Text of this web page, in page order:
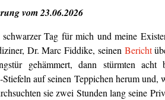
vom 23.06.2026
Tag für mich und meine
Dr. Marc Fiddike, seinen Bericht
gehämmert, dann stürmten
Stiefeln auf seinen Teppichen herum
sie zwei Stunden lang seine